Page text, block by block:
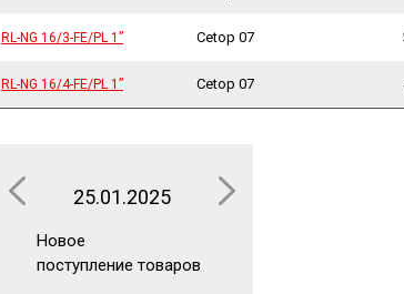
RL-NG 16/3-FE/PL 1” Cetop 07
RL-NG 16/4-FE/PL 1” Cetop 07
RL-NG 16/3-FE/PL 1”
RL-NG 16/4-FE/PL 1”
25.01.2025
Новое
поступление товаров